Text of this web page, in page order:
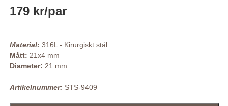
179 kr/par
Material: 316L - Kirurgiskt stål
Mått: 21x4 mm
Diameter: 21 mm
Artikelnummer: STS-9409